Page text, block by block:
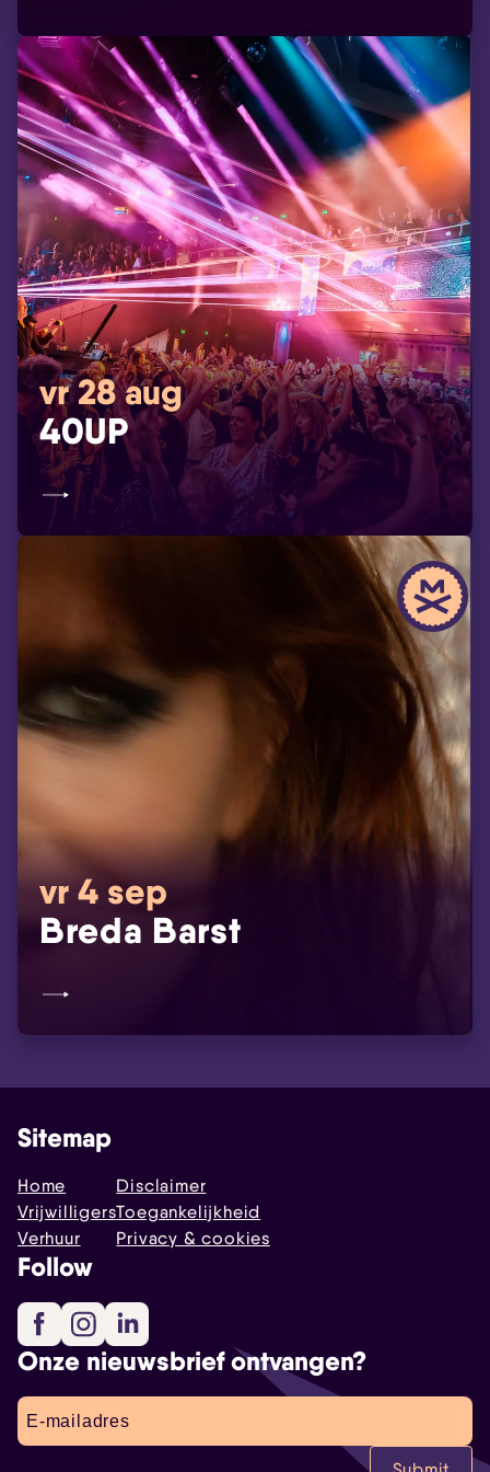
vr 28 aug
40UP
vr 4 sep
Breda Barst
Sitemap
Home
Vrijwilligers
Verhuur
Disclaimer
Toegankelijkheid
Privacy & cookies
Follow
FacebookInstagram
Onze nieuwsbrief ontvangen?